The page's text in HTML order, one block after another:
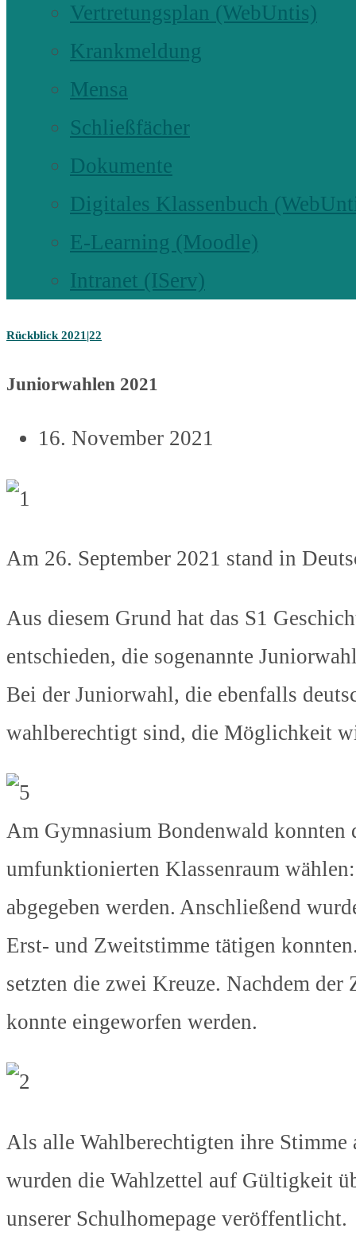
Vertretungsplan (WebUntis)
Krankmeldung
Mensa
Schließfächer
Dokumente
Digitales Klassenbuch
E-Learning (Moodle)
Intranet (IServ)
Rückblick 2021|22
Juniorwahlen 2021
16. November 2021
Am 26. September 2021 stand in
Aus diesem Grund hat das S1
entschieden, die sogenannte
Bei der Juniorwahl, die ebenfalls
wahlberechtigt sind, die Möglichkeit
Am Gymnasium Bondenwald konnten
umfunktionierten Klassenraum
abgegeben werden. Anschließend
Erst- und Zweitstimme tätigen
setzten die zwei Kreuze. Nachdem
konnte eingeworfen werden.
Als alle Wahlberechtigten ihre Stimme
wurden die Wahlzettel auf Gültigkeit
unserer Schulhomepage veröffentlicht.